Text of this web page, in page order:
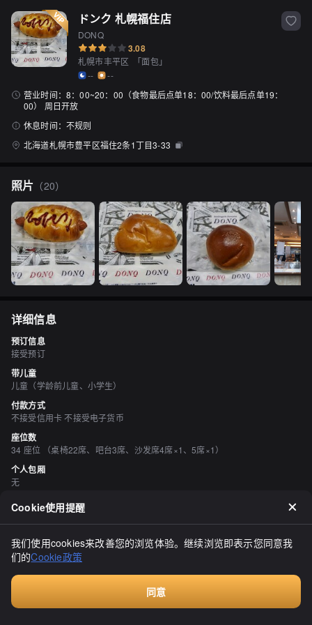
ドンク 札幌福住店
DONQ
3.08
札幌市丰平区 「面包」
--
--
营业时间： 8：00~20：00（食物最后点单18：00/饮料最后点单19：
00） 周日开放
休息时间： 不规则
北海道札幌市豊平区福住2条1丁目3-33
照片 （20）
详细信息
预订信息
接受预订
带儿童
儿童（学龄前儿童、小学生）
付款方式
不接受信用卡 不接受电子货币
座位数
34 座位 （桌椅22席、吧台3席、沙发席4席×1、5席×1）
个人包厢
无
吸烟与禁烟
所有座位均禁止吸烟
有
空间与设备
有吧台座位
Cookie使用提醒
我们使用cookies来改善您的浏览体验。继续浏览即表示您同意我
们的Cookie政策
同意